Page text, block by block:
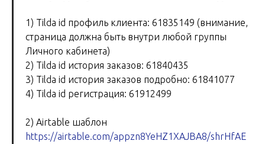
1) Tilda id профиль клиента: 61835149 (внимание,
страница должна быть внутри любой группы
Личного кабинета)
2) Tilda id история заказов: 61840435
3) Tilda id история заказов подробно: 61841077
4) Tilda id регистрация: 61912499
2) Airtable шаблон
https://airtable.com/appzn8YeHZ1XAJBA8/shrHfAE